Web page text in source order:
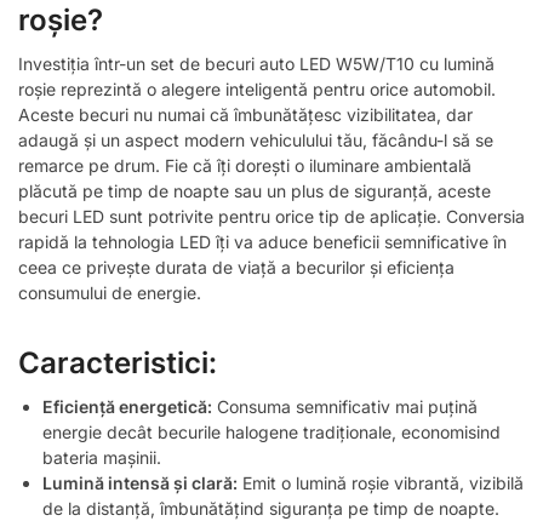
roșie?
Investiția într-un set de becuri auto LED W5W/T10 cu lumină
roșie reprezintă o alegere inteligentă pentru orice automobil.
Aceste becuri nu numai că îmbunătățesc vizibilitatea, dar
adaugă și un aspect modern vehiculului tău, făcându-l să se
remarce pe drum. Fie că îți dorești o iluminare ambientală
plăcută pe timp de noapte sau un plus de siguranță, aceste
becuri LED sunt potrivite pentru orice tip de aplicație. Conversia
rapidă la tehnologia LED îți va aduce beneficii semnificative în
ceea ce privește durata de viață a becurilor și eficiența
consumului de energie.
Caracteristici:
Eficiență energetică: Consuma semnificativ mai puțină
energie decât becurile halogene tradiționale, economisind
bateria mașinii.
Lumină intensă și clară: Emit o lumină roșie vibrantă, vizibilă
de la distanță, îmbunătățind siguranța pe timp de noapte.